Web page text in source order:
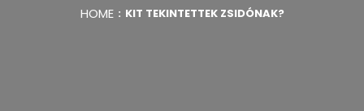
HOME KIT TEKINTETTEK ZSIDÓNAK?